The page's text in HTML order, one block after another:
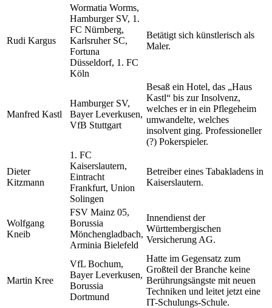
Rudi Kargus
Wormatia Worms,
Hamburger SV, 1.
FC Nürnberg,
Karlsruher SC,
Fortuna
Düsseldorf, 1. FC
Köln
Betätigt sich künstlerisch als
Maler.
Manfred Kastl
Hamburger SV,
Bayer Leverkusen,
VfB Stuttgart
Besaß ein Hotel, das „Haus
Kastl“ bis zur Insolvenz,
welches er in ein Pflegeheim
umwandelte, welches
insolvent ging. Professioneller
(?) Pokerspieler.
Dieter
Kitzmann
1. FC
Kaiserslautern,
Eintracht
Frankfurt, Union
Solingen
Betreiber eines Tabakladens in
Kaiserslautern.
Wolfgang
Kneib
FSV Mainz 05,
Borussia
Mönchengladbach,
Arminia Bielefeld
Innendienst der
Württembergischen
Versicherung AG.
Martin Kree
VfL Bochum,
Bayer Leverkusen,
Borussia
Dortmund
Hatte im Gegensatz zum
Großteil der Branche keine
Berührungsängste mit neuen
Techniken und leitet jetzt eine
IT-Schulungs-Schule.